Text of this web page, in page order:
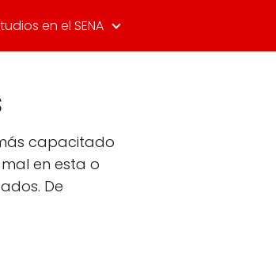
en el SENA
capacitado
en esta o
De